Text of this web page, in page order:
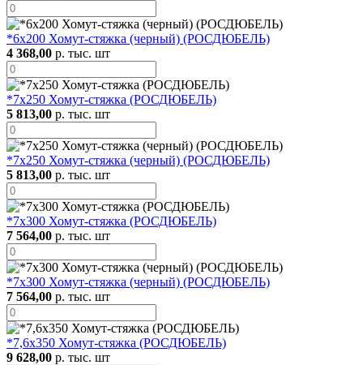
*6х200 Хомут-стяжка (черный) (РОСДЮБЕЛЬ)
4 368,00 р. тыс. шт
*7х250 Хомут-стяжка (РОСДЮБЕЛЬ)
5 813,00 р. тыс. шт
*7х250 Хомут-стяжка (черный) (РОСДЮБЕЛЬ)
5 813,00 р. тыс. шт
*7х300 Хомут-стяжка (РОСДЮБЕЛЬ)
7 564,00 р. тыс. шт
*7х300 Хомут-стяжка (черный) (РОСДЮБЕЛЬ)
7 564,00 р. тыс. шт
*7,6х350 Хомут-стяжка (РОСДЮБЕЛЬ)
9 628,00 р. тыс. шт